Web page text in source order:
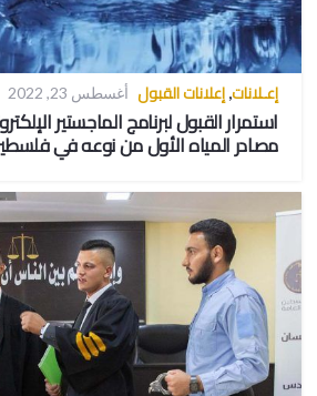
إعـلانات, إعلانات القبول أغسطس 23, 2022
استمرار القبول لبرنامج الماجستير
مصادر المياه الأول من نوعه في